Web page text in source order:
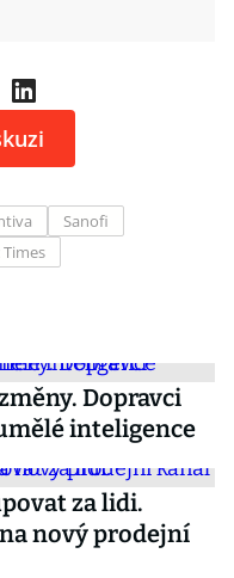
Sanofi
Dopravci
inteligence
za lidi.
nový prodejní